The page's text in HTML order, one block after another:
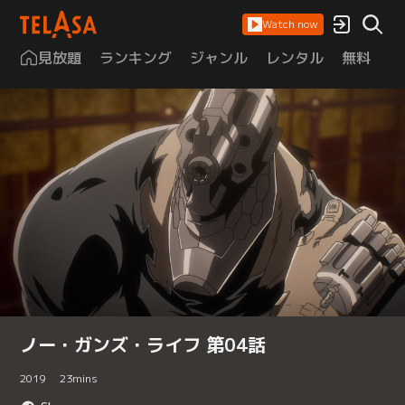
Watch now
見放題 ランキング ジャンル レンタル 無料
ノー・ガンズ・ライフ 第04話
2019 23mins